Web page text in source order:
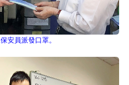
安員派發口罩。